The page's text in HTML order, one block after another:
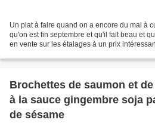
Un plat à faire quand on a encore du mal à
qu'on est fin septembre et qu'il fait beau et
en vente sur les étalages à un prix
Brochettes de saumon et
à la sauce gingembre soja
de sésame